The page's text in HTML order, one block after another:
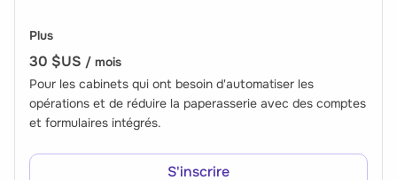
Plus
30 $US / mois
Pour les cabinets qui ont besoin d'automatiser les
opérations et de réduire la paperasserie avec des comptes
et formulaires intégrés.
S'inscrire